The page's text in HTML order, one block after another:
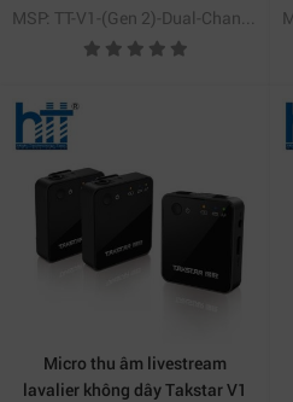
MSP: TT-V1-(Gen 2)-Dual-Channel
Micro thu âm livestream
lavalier không dây Takstar V1